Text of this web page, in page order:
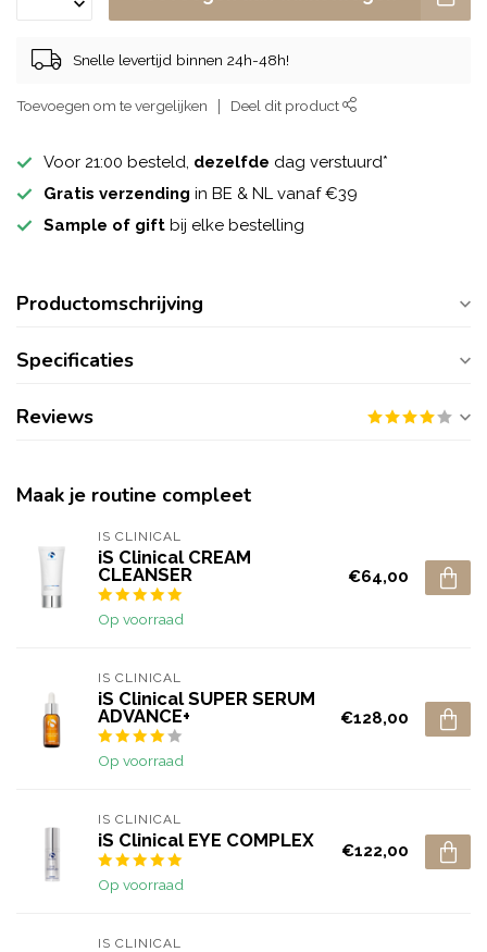
Snelle levertijd binnen 24h-48h!
Toevoegen om te vergelijken Deel dit product
Voor 21:00 besteld, dezelfde dag verstuurd*
Gratis verzending in BE & NL vanaf €39
Sample of gift bij elke bestelling
Productomschrijving
Specificaties
Reviews
Maak je routine compleet
IS CLINICAL
iS Clinical CREAM
CLEANSER
Op voorraad
€64,00
IS CLINICAL
iS Clinical SUPER SERUM
ADVANCE+
Op voorraad
€128,00
IS CLINICAL
iS Clinical EYE COMPLEX
Op voorraad
€122,00
IS CLINICAL